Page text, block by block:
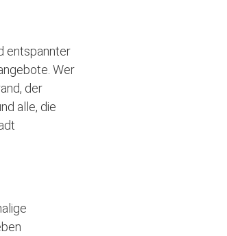
entspannter
Wer
der
alle, die